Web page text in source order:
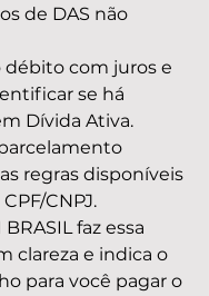
de DAS não
débito com juros e
se há
Dívida Ativa.
regras disponíveis
CNPJ.
BRASIL faz essa
clareza e indica o
para você pagar o